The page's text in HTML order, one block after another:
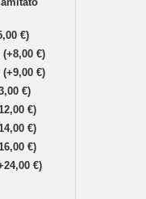
€)
€)
€)
€)
€)
€)
€)
€)